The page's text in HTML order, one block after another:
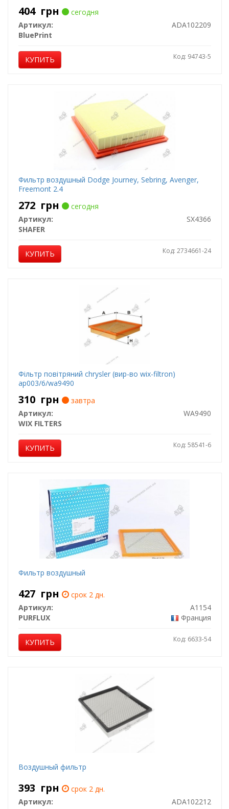
404 грн
сегодня
Артикул:
ADA102209
BluePrint
КУПИТЬ Код: 94743-5
Фильтр воздушный Dodge Journey, Sebring, Avenger,
Freemont 2.4
272 грн
сегодня
Артикул:
SX4366
SHAFER
КУПИТЬ Код: 2734661-24
Фільтр повітряний chrysler (вир-во wix-filtron)
ap003/6/wa9490
310 грн
завтра
Артикул:
WA9490
WIX FILTERS
КУПИТЬ Код: 58541-6
Фильтр воздушный
427 грн
срок 2 дн.
Артикул:
A1154
PURFLUX
Франция
КУПИТЬ Код: 6633-54
Воздушный фильтр
393 грн
срок 2 дн.
Артикул:
ADA102212